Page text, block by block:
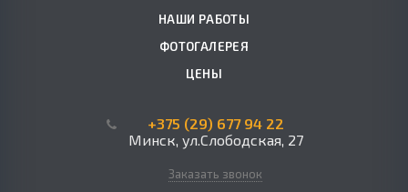
НАШИ РАБОТЫ
ФОТОГАЛЕРЕЯ
ЦЕНЫ
+375 (29) 677 94 22
Минск, ул.Слободская, 27
Заказать звонок